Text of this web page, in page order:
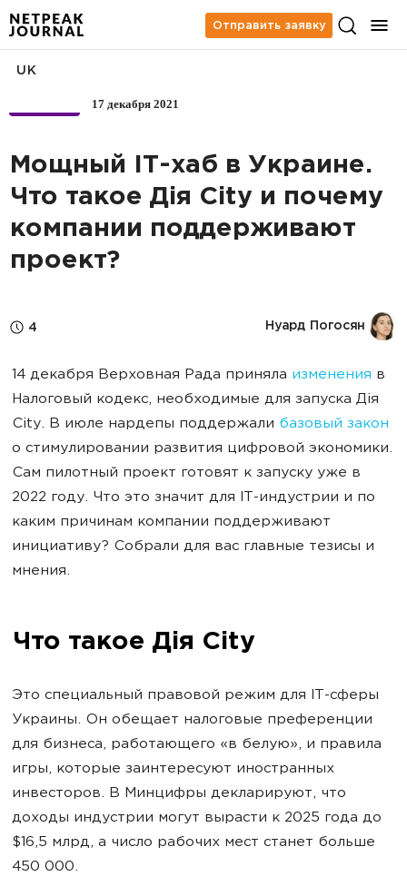
Отправить заявку
17 декабря 2021
UK
Мощный IT-хаб в Украине.
Что такое Дія City и почему
компании поддерживают
проект?
4 Нуард Погосян
14 декабря Верховная Рада приняла изменения в
Налоговый кодекс, необходимые для запуска Дія
City. В июле нардепы поддержали базовый закон
о стимулировании развития цифровой экономики.
Сам пилотный проект готовят к запуску уже в
2022 году. Что это значит для IT-индустрии и по
каким причинам компании поддерживают
инициативу? Собрали для вас главные тезисы и
мнения.
Что такое Дія City
Это специальный правовой режим для IT-сферы
Украины. Он обещает налоговые преференции
для бизнеса, работающего «в белую», и правила
игры, которые заинтересуют иностранных
инвесторов. В Минцифры декларируют, что
доходы индустрии могут вырасти к 2025 года до
$16,5 млрд, а число рабочих мест станет больше
450 000.